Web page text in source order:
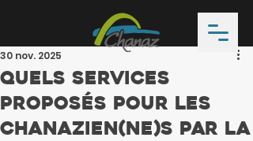
Quels services
proposés pour les
chanazien(ne)s par la
30 nov. 2025